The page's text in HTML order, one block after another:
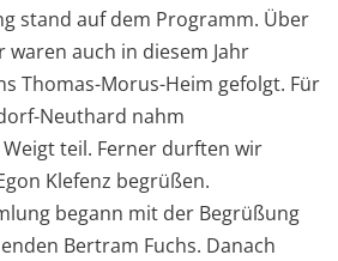
stand auf dem Programm. Über
waren auch in diesem Jahr
Thomas-Morus-Heim gefolgt. Für
Neuthard nahm
teil. Ferner durften wir
Klefenz begrüßen.
begann mit der Begrüßung
Bertram Fuchs. Danach